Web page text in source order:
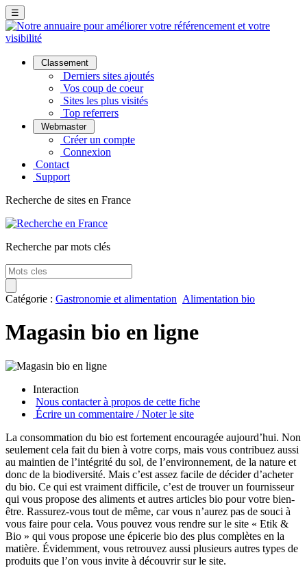
☰
Classement
Derniers sites ajoutés
Vos coup de coeur
Sites les plus visités
Top referrers
Webmaster
Créer un compte
Connexion
Contact
Support
Recherche de sites en France
Recherche par mots clés
Catégorie : Gastronomie et alimentation Alimentation bio
Magasin bio en ligne
Interaction
Nous contacter à propos de cette fiche
Écrire un commentaire / Noter le site
La consommation du bio est fortement encouragée aujourd’hui. Non
seulement cela fait du bien à votre corps, mais vous contribuez aussi
au maintien de l’intégrité du sol, de l’environnement, de la nature et
donc de la biodiversité. Mais c’est assez facile de décider d’acheter
du bio. Ce qui est vraiment difficile, c’est de trouver un fournisseur
qui vous propose des aliments et autres articles bio pour votre bien-
être. Rassurez-vous tout de même, car vous n’aurez pas de souci à
vous faire pour cela. Vous pouvez vous rendre sur le site « Etik &
Bio » qui vous propose une épicerie bio des plus complètes en la
matière. Évidemment, vous retrouvez aussi plusieurs autres types de
produits que l’on vous invite à découvrir sur le site.